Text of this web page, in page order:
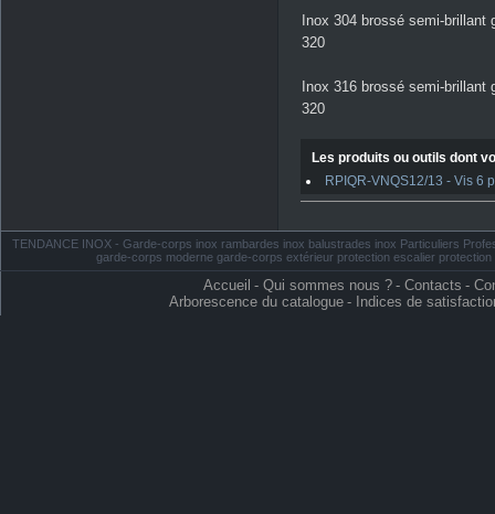
Inox 304 brossé semi-brillant
320
Inox 316 brossé semi-brillant
320
Les produits ou outils dont
RPIQR-VNQS12/13 - Vis 6
TENDANCE INOX - Garde-corps inox rambardes inox balustrades inox Particuliers
garde-corps moderne garde-corps extérieur protection escalier
Accueil - Qui sommes nous ? - Contacts -
Arborescence du catalogue - Indices de